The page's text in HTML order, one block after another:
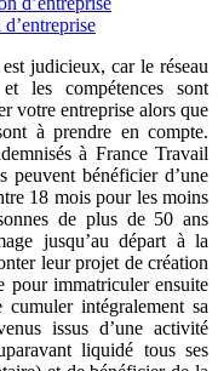
judicieux, car le réseau
les compétences sont
votre entreprise alors que
à prendre en compte.
à France Travail
peuvent bénéficier d’une
18 mois pour les moins
de plus de 50 ans
jusqu’au départ à la
leur projet de création
pour immatriculer ensuite
intégralement sa
issus d’une activité
liquidé tous ses